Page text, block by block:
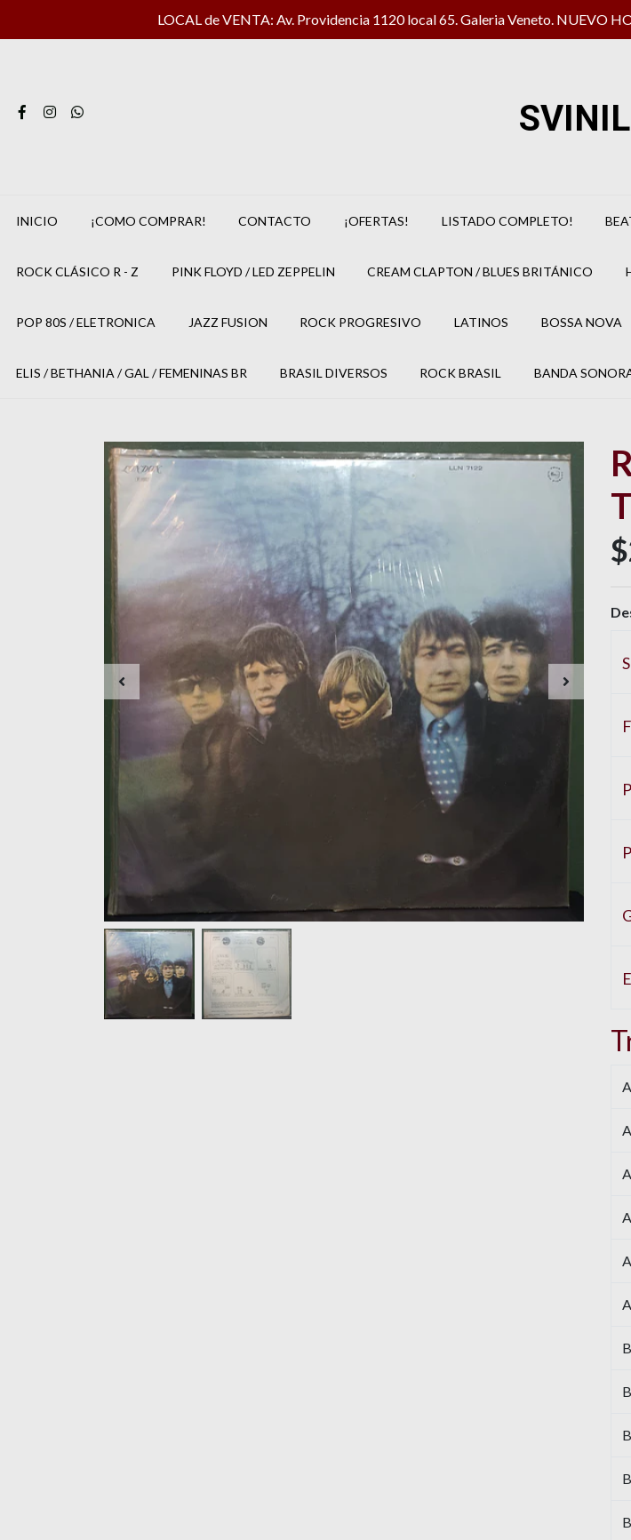
LOCAL de VENTA: Av. Providencia 1120 local 65. Galeria Veneto. NUEVO
INICIO ¡COMO COMPRAR! CONTACTO ¡OFERTAS! LISTADO COMPLETO!
ROCK CLÁSICO R - Z PINK FLOYD / LED ZEPPELIN CREAM CLAPTON / BLUES BRITÁNICO
POP 80S / ELETRONICA JAZZ FUSION ROCK PROGRESIVO LATINOS BOSSA NOVA
ELIS / BETHANIA / GAL / FEMENINAS BR BRASIL DIVERSOS ROCK BRASIL BANDA